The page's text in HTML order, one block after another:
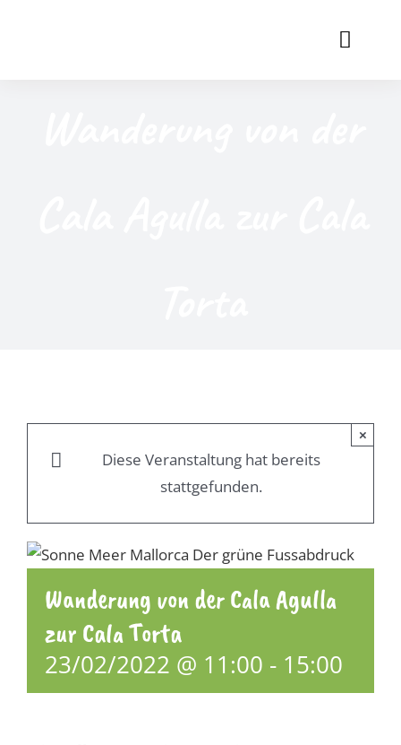
Diese Veranstaltung hat bereits
stattgefunden.
×
Wanderung von der Cala Agulla
zur Cala Torta
23/02/2022 @ 11:00 - 15:00